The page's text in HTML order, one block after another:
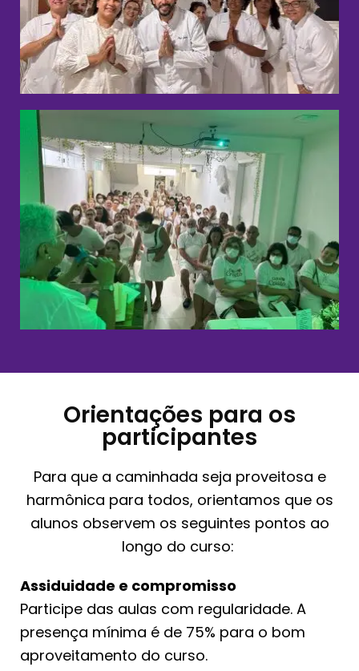
Orientações para os
participantes
Para que a caminhada seja proveitosa e
harmônica para todos, orientamos que os
alunos observem os seguintes pontos ao
longo do curso:
Assiduidade e compromisso
Participe das aulas com regularidade. A
presença mínima é de 75% para o bom
aproveitamento do curso.